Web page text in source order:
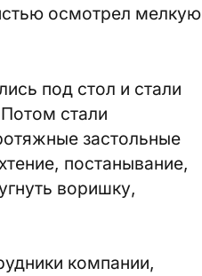
осмотрел мелкую
под стол и стали
стали
застольные
постанывание,
воришку,
компании,